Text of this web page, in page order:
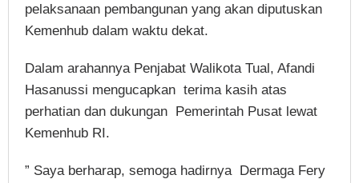
pelaksanaan pembangunan yang akan diputuskan
Kemenhub dalam waktu dekat.
Dalam arahannya Penjabat Walikota Tual, Afandi
Hasanussi mengucapkan terima kasih atas
perhatian dan dukungan Pemerintah Pusat lewat
Kemenhub RI.
” Saya berharap, semoga hadirnya Dermaga Fery